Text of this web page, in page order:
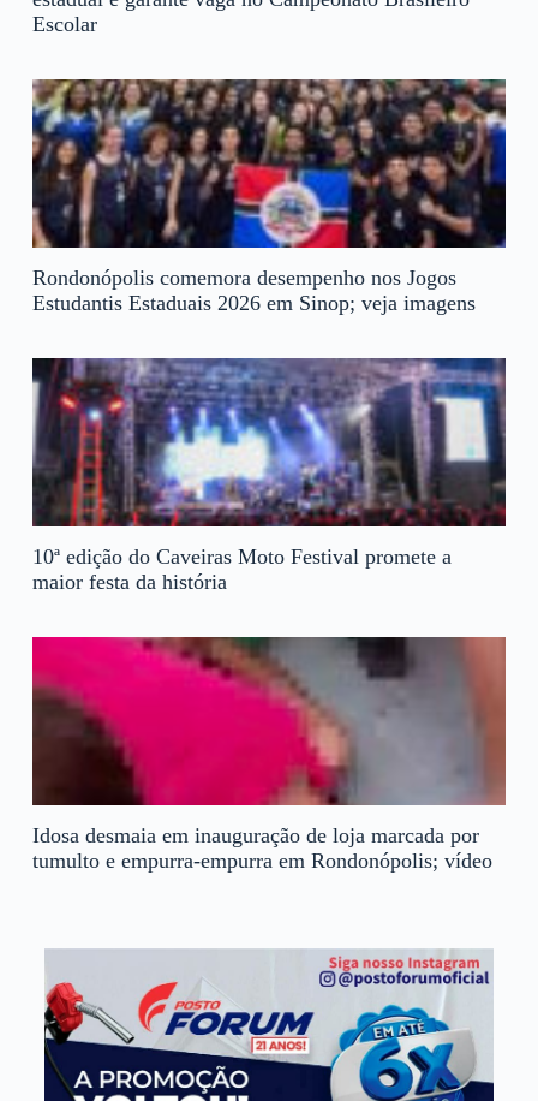
Escolar
Rondonópolis comemora desempenho nos Jogos
Estudantis Estaduais 2026 em Sinop; veja imagens
10ª edição do Caveiras Moto Festival promete a
maior festa da história
Idosa desmaia em inauguração de loja marcada por
tumulto e empurra-empurra em Rondonópolis; vídeo